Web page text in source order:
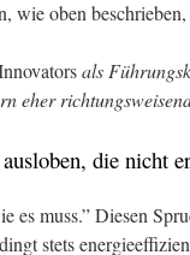
wie oben
als
eher
die nicht
es muss.” Diesen
stets